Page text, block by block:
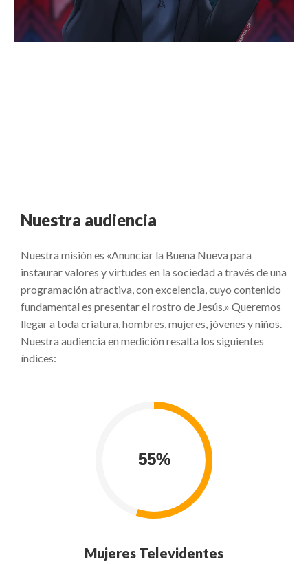
Nuestra audiencia
Nuestra misión es «Anunciar la Buena Nueva para
instaurar valores y virtudes en la sociedad a través de una
programación atractiva, con excelencia, cuyo contenido
fundamental es presentar el rostro de Jesús.» Queremos
llegar a toda criatura, hombres, mujeres, jóvenes y niños.
Nuestra audiencia en medición resalta los siguientes
índices:
Mujeres Televidentes